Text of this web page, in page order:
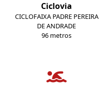
Ciclovia
CICLOFAIXA PADRE PEREIRA
DE ANDRADE
96 metros